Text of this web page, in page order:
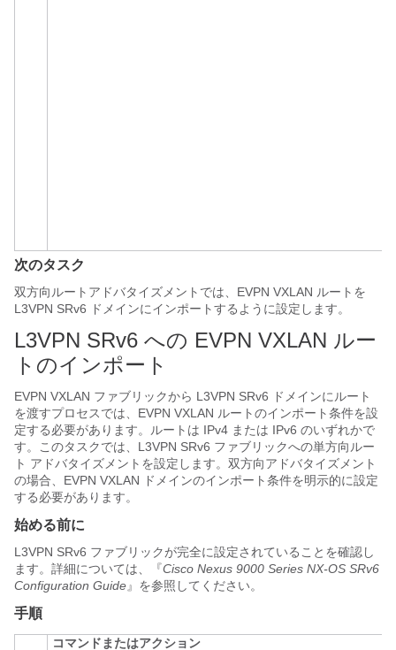
次のタスク
双方向ルートアドバタイズメントでは、EVPN VXLAN ルートを
L3VPN SRv6 ドメインにインポートするように設定します。
L3VPN SRv6 への EVPN VXLAN ルー
トのインポート
EVPN VXLAN ファブリックから L3VPN SRv6 ドメインにルート
を渡すプロセスでは、EVPN VXLAN ルートのインポート条件を設
定する必要があります。ルートは IPv4 または IPv6 のいずれかで
す。このタスクでは、L3VPN SRv6 ファブリックへの単方向ルー
ト アドバタイズメントを設定します。双方向アドバタイズメント
の場合、EVPN VXLAN ドメインのインポート条件を明示的に設定
する必要があります。
始める前に
L3VPN SRv6 ファブリックが完全に設定されていることを確認し
ます。詳細については、『Cisco Nexus 9000 Series NX-OS SRv6
Configuration Guide』を参照してください。
手順
コマンドまたはアクション